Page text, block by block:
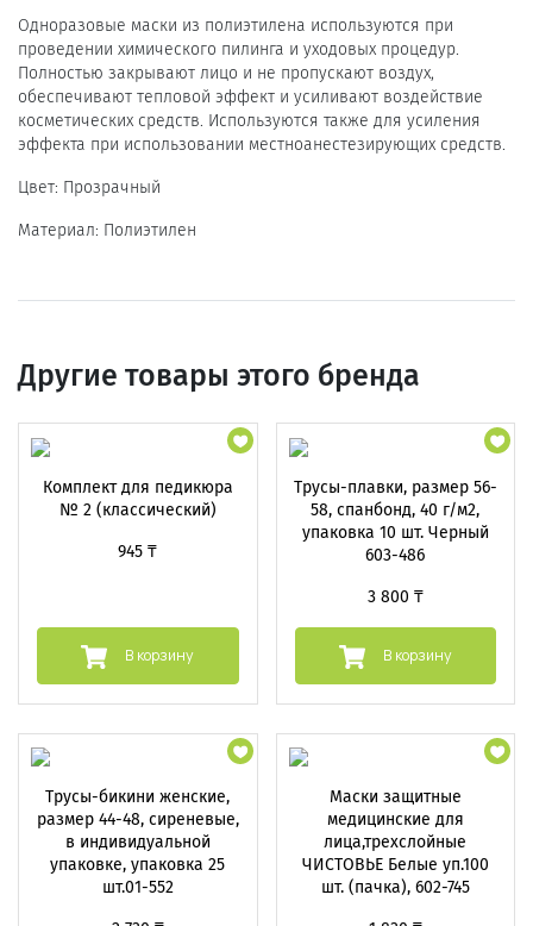
Одноразовые маски из полиэтилена используются при
проведении химического пилинга и уходовых процедур.
Полностью закрывают лицо и не пропускают воздух,
обеспечивают тепловой эффект и усиливают воздействие
косметических средств. Используются также для усиления
эффекта при использовании местноанестезирующих средств.
Цвет: Прозрачный
Материал: Полиэтилен
Другие товары этого бренда
Комплект для педикюра
№ 2 (классический)
945 ₸
В корзину
Трусы-плавки, размер 56-
58, спанбонд, 40 г/м2,
упаковка 10 шт. Черный
603-486
3 800 ₸
В корзину
Трусы-бикини женские,
размер 44-48, сиреневые,
в индивидуальной
упаковке, упаковка 25
шт.01-552
Маски защитные
медицинские для
лица,трехслойные
ЧИСТОВЬЕ Белые уп.100
шт. (пачка), 602-745